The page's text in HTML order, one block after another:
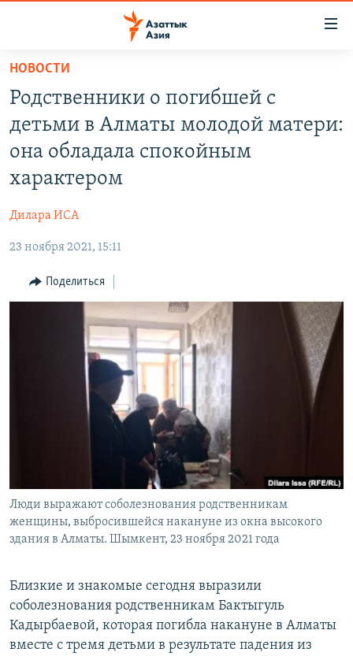
Вернуться
основному
содержанию
главной
Вернутся
КЫРГЫЗСТАН
НОВОСТИ
ВОЙНА В УКРАИНЕ
КЫРГЫЗЧА
ЎЗБЕКЧА
ТОҶИКӢ
ПОДПИШИТЕСЬ НА НАС В СОЦСЕТЯХ
Все сайты РСЕ/РС
НОВОСТИ
Родственники о погибшей с
детьми в Алматы молодой матери:
она обладала спокойным
характером
Дилара ИСА
23 ноября 2021, 15:11
Поделиться
Люди выражают соболезнования родственникам
женщины, выбросившейся накануне из окна высокого
здания в Алматы. Шымкент, 23 ноября 2021 года
Близкие и знакомые сегодня выразили
соболезнования родственникам Бактыгуль
Кадырбаевой, которая погибла накануне в Алматы
вместе с тремя детьми в результате падения из